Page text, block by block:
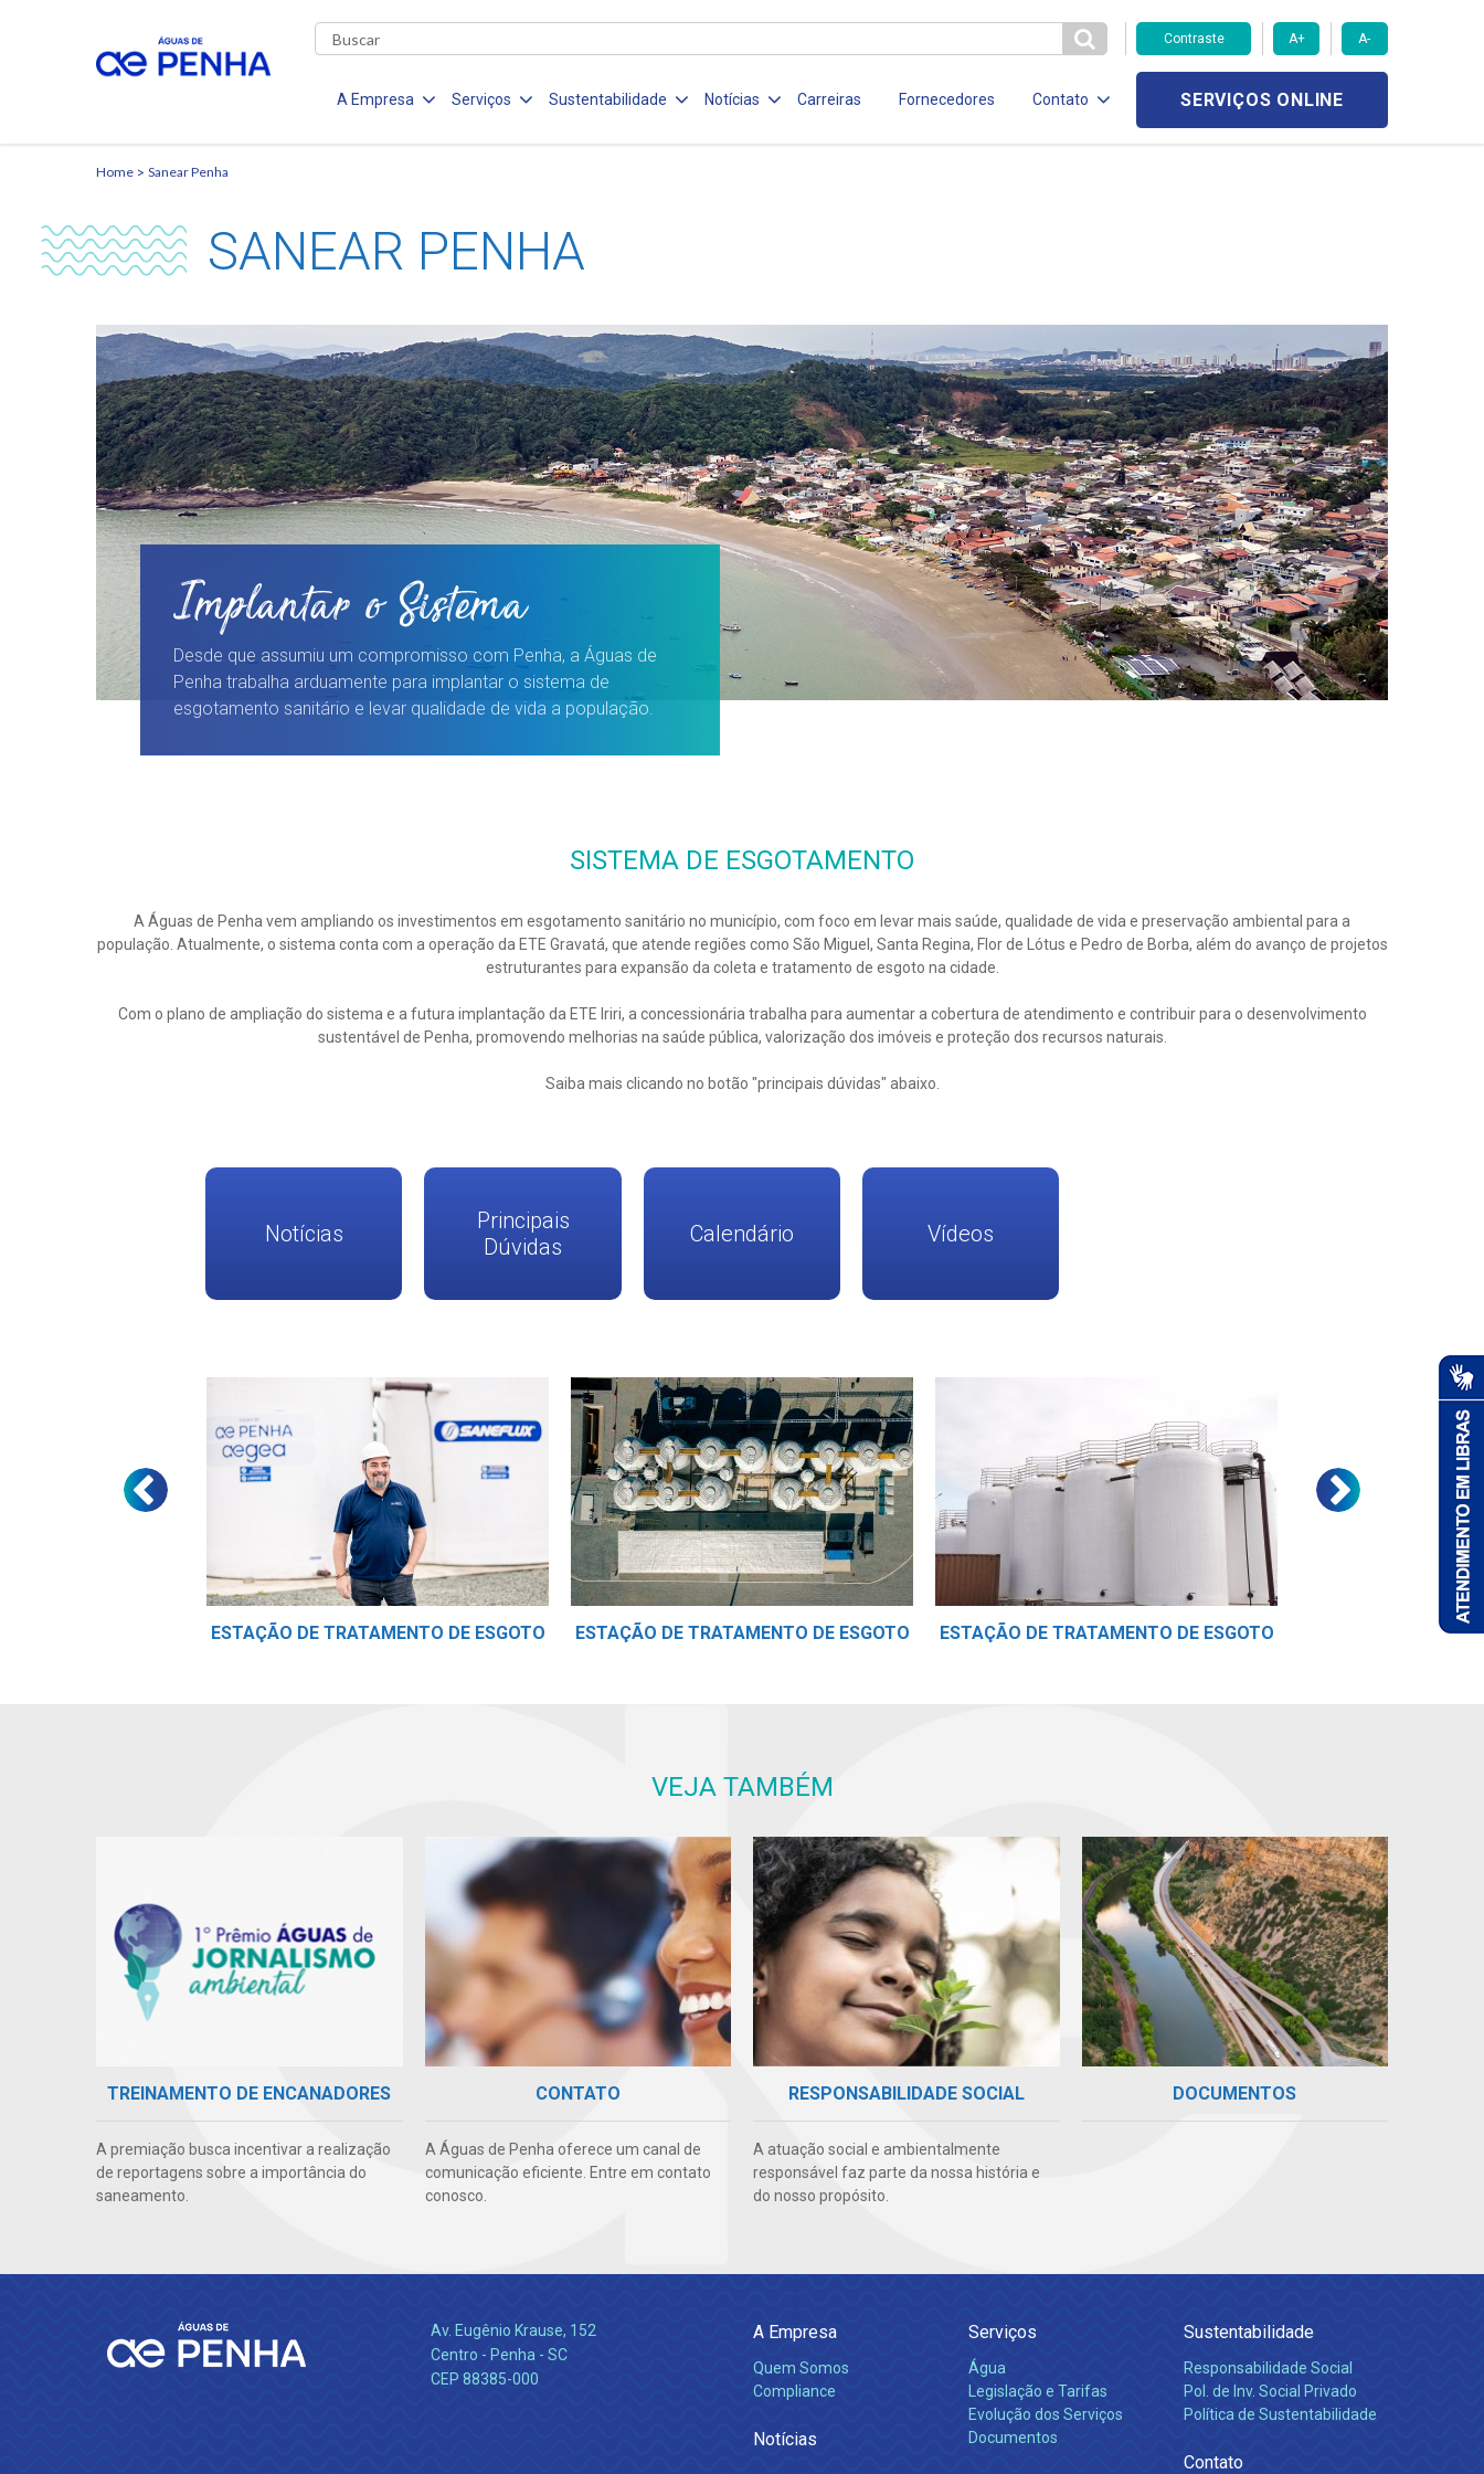
Contraste A+ A-
A Empresa Serviços Sustentabilidade Notícias Carreiras Fornecedores Contato SERVIÇOS ONLINE
Home Sanear Penha
SANEAR PENHA
Implantar o Sistema
Desde que assumiu um compromisso com Penha, a Águas de
Penha trabalha arduamente para implantar o sistema de
esgotamento sanitário e levar qualidade de vida a população.
SISTEMA DE ESGOTAMENTO
A Águas de Penha vem ampliando os investimentos em esgotamento sanitário no município, com foco em levar mais saúde, qualidade de vida e preservação ambiental para a
população. Atualmente, o sistema conta com a operação da ETE Gravatá, que atende regiões como São Miguel, Santa Regina, Flor de Lótus e Pedro de Borba, além do avanço de projetos
estruturantes para expansão da coleta e tratamento de esgoto na cidade.
Com o plano de ampliação do sistema e a futura implantação da ETE Iriri, a concessionária trabalha para aumentar a cobertura de atendimento e contribuir para o desenvolvimento
sustentável de Penha, promovendo melhorias na saúde pública, valorização dos imóveis e proteção dos recursos naturais.
Saiba mais clicando no botão "principais dúvidas" abaixo.
Notícias
Principais
Dúvidas
Calendário Vídeos
ESTAÇÃO DE TRATAMENTO DE ESGOTO ESTAÇÃO DE TRATAMENTO DE ESGOTO ESTAÇÃO DE TRATAMENTO DE ESGOTO ESTAÇÃO DE
VEJA TAMBÉM
TREINAMENTO DE ENCANADORES
A premiação busca incentivar a realização
de reportagens sobre a importância do
saneamento.
CONTATO
A Águas de Penha oferece um canal de
comunicação eficiente. Entre em contato
conosco.
RESPONSABILIDADE SOCIAL
A atuação social e ambientalmente
responsável faz parte da nossa história e
do nosso propósito.
DOCUMENTOS
Av. Eugênio Krause, 152
Centro - Penha - SC
CEP 88385-000
A Empresa
Quem Somos
Compliance
Notícias
Serviços
Água
Legislação e Tarifas
Evolução dos Serviços
Documentos
Sustentabilidade
Responsabilidade Social
Pol. de Inv. Social Privado
Política de Sustentabilidade
Contato